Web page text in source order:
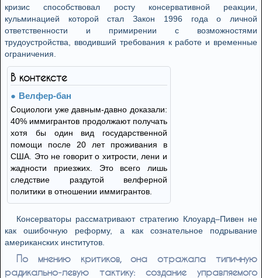
кризис способствовал росту консервативной реакции,
кульминацией которой стал Закон 1996 года о личной
ответственности и примирении с возможностями
трудоустройства, вводивший требования к работе и временные
ограничения.
В контексте
Велфер-бан
Социологи уже давным-давно доказали:
40% иммигрантов продолжают получать
хотя бы один вид государственной
помощи после 20 лет проживания в
США. Это не говорит о хитрости, лени и
жадности приезжих. Это всего лишь
следствие раздутой велферной
политики в отношении иммигрантов.
Консерваторы рассматривают стратегию Клоуард–Пивен не
как ошибочную реформу, а как сознательное подрывание
американских институтов.
По мнению критиков, она отражала типичную
радикально‑левую тактику: создание управляемого